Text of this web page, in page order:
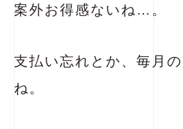
案外お得感ないね…。
支払い忘れとか、毎月
ね。